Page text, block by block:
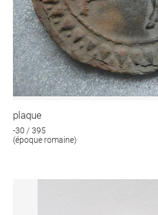
plaque
-30 / 395
(époque romaine)